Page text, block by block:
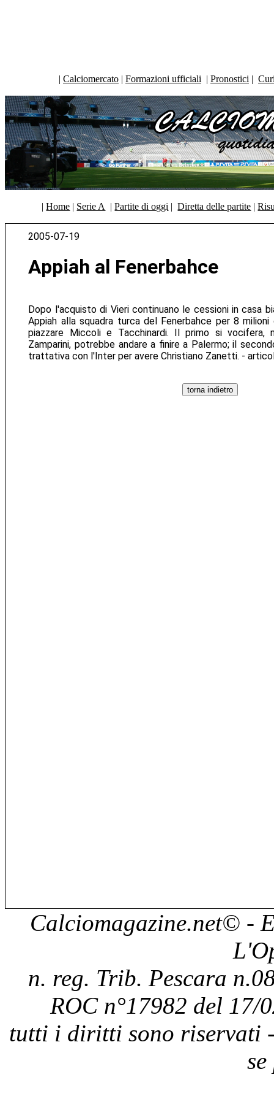
| Calciomercato | Formazioni ufficiali | Pronostici |
|Home | Serie A |Partite di oggi |Diretta delle partite |
2005-07-19
Appiah al Fenerbahce
Dopo l'acquisto di Vieri continuano le cessioni in casa
Appiah alla squadra turca del Fenerbahce per 8
piazzare Miccoli e Tacchinardi. Il primo si vocifera,
Zamparini, potrebbe andare a finire a Palermo; il
trattativa con l'Inter per avere Christiano Zanetti. -
Calciomagazine.net© -
n. reg. Trib. Pescara
ROC n°17982 del 17/
tutti i diritti sono riservati